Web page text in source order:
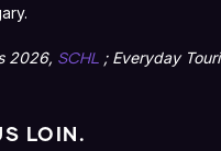
2026, SCHL ; Everyday
LOIN.